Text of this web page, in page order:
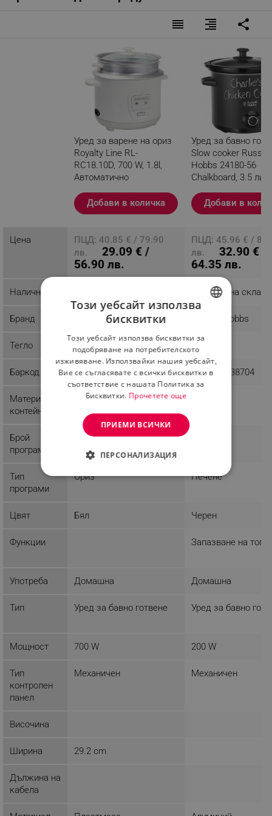
reorder format_align_right share
Уред за варене на ориз
Royalty Line RL-
RC18.10D, 700 W, 1.8l,
Автоматично
Разглеждате този
продукт
Добави в количка
Уред за бавно
Slow cooker Russell
Hobbs 24180-56
Chalkboard, 3.5
програми, Черен
Добави в
Цена
ПЦД: 40.85 € / 79.90
лв.
29.09 € /
56.90 лв.
ПЦД: 45.96 € /
лв.
32.90 € /
64.35 лв.
Наличност Налично на склад
Бранд ROYALTY LINE Russell Hobbs
Тегло 2.78 kg
Баркод 1234566547533 4008496938704
Материал
контейнер
Брой
програми
Тип
програми
Ориз Печене
Цвят Бял Черен
Функции Запазване на
Употреба Домашна Домашна
Тип Уред за бавно готвене Уред за бавно
Мощност 700 W 200 W
Тип
контролен
панел
Механичен Механичен
Височина
Ширина 29.2 cm
Дължина на
кабела
ROMANIAN
Този уебсайт използва
бисквитки
Този уебсайт използва бисквитки за
подобряване на потребителското
изживяване. Използвайки нашия уебсайт,
Вие се съгласявате с всички бисквитки в
съответствие с нашата Политика за
Бисквитки. Прочетете още
ПРИЕМИ ВСИЧКИ
ПЕРСОНАЛИЗАЦИЯ
СТРОГО НЕОБХОДИМО
НЕКЛАСИФИЦИРАНИ
Таргетиране
Функционалност
Име